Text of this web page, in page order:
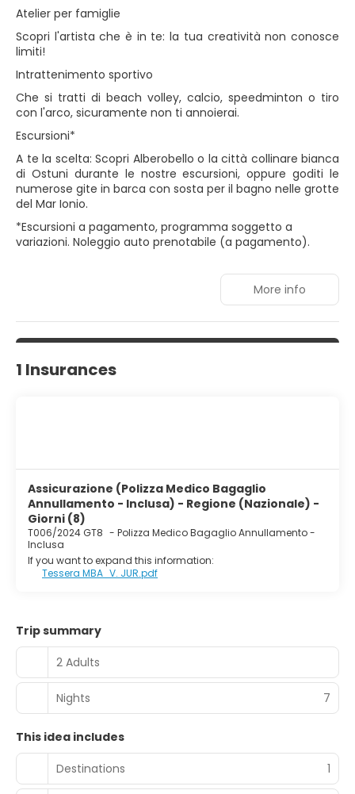
Atelier per famiglie
Scopri l'artista che è in te: la tua creatività non conosce
limiti!
Intrattenimento sportivo
Che si tratti di beach volley, calcio, speedminton o tiro
con l'arco, sicuramente non ti annoierai.
Escursioni*
A te la scelta: Scopri Alberobello o la città collinare bianca
di Ostuni durante le nostre escursioni, oppure goditi le
numerose gite in barca con sosta per il bagno nelle grotte
del Mar Ionio.
*Escursioni a pagamento, programma soggetto a
variazioni. Noleggio auto prenotabile (a pagamento).
More info
1 Insurances
Assicurazione (Polizza Medico Bagaglio
Annullamento - Inclusa) - Regione (Nazionale) -
Giorni (8)
T006/2024 GT8 - Polizza Medico Bagaglio Annullamento -
Inclusa
If you want to expand this information:
Tessera MBA_V. JUR.pdf
Trip summary
2 Adults
Nights 7
This idea includes
Destinations
1